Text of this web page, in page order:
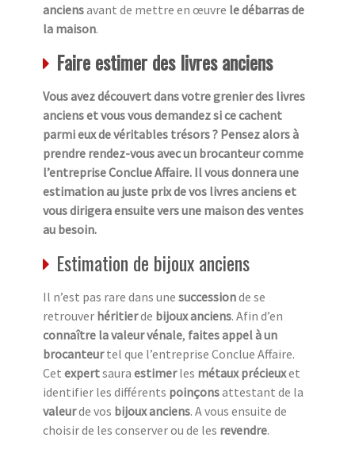
anciensavant de mettre en œuvre le débarras de
la maison.
Faire estimer des livres anciens
Vous avez découvert dans votre grenier des livres
anciens et vous vous demandez si ce cachent
parmi eux de véritables trésors ? Pensez alors à
prendre rendez-vous avec un brocanteur comme
l’entreprise Conclue Affaire. Il vous donnera une
estimation au juste prix de vos livres anciens et
vous dirigera ensuite vers une maison des ventes
au besoin.
Estimation de bijoux anciens
Il n’est pas rare dans une successionde se
retrouver héritierde bijoux anciens. Afin d’en
connaître la valeur vénale, faites appel à un
brocanteurtel que l’entreprise Conclue Affaire.
Cet expertsaura estimerles métaux précieuxet
identifier les différents poinçonsattestant de la
valeurde vos bijoux anciens. A vous ensuite de
choisir de les conserver ou de les revendre.